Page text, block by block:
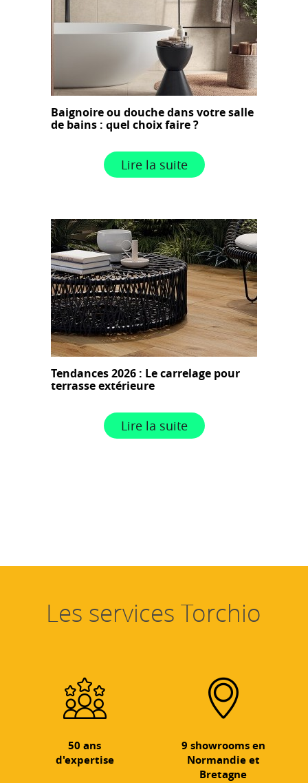
Baignoire ou douche dans votre salle
de bains : quel choix faire ?
Lire la suite
Tendances 2026 : Le carrelage pour
terrasse extérieure
Lire la suite
Les services Torchio
50 ans
d'expertise
9 showrooms en
Normandie et
Bretagne